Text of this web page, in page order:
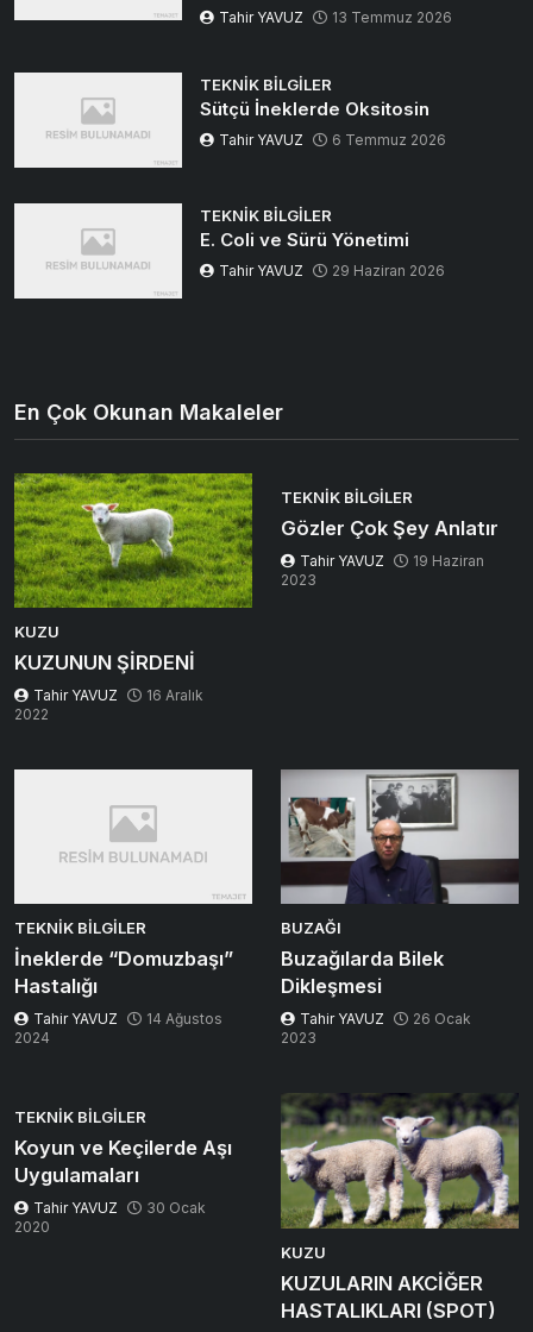
Tahir YAVUZ 13 Temmuz 2026
TEKNIK BILGILER
Sütçü İneklerde Oksitosin
Tahir YAVUZ 6 Temmuz 2026
TEKNIK BILGILER
E. Coli ve Sürü Yönetimi
Tahir YAVUZ 29 Haziran 2026
En Çok Okunan Makaleler
KUZU
KUZUNUN ŞİRDENİ
Tahir YAVUZ
16 Aralık
2022
TEKNIK BILGILER
Gözler Çok Şey Anlatır
Tahir YAVUZ
19 Haziran
2023
TEKNIK BILGILER
İneklerde “Domuzbaşı”
Hastalığı
Tahir YAVUZ
14 Ağustos
2024
BUZAĞI
Buzağılarda Bilek
Dikleşmesi
Tahir YAVUZ
26 Ocak
2023
TEKNIK BILGILER
Koyun ve Keçilerde Aşı
Uygulamaları
Tahir YAVUZ
30 Ocak
2020
KUZU
KUZULARIN AKCİĞER
HASTALIKLARI (SPOT)